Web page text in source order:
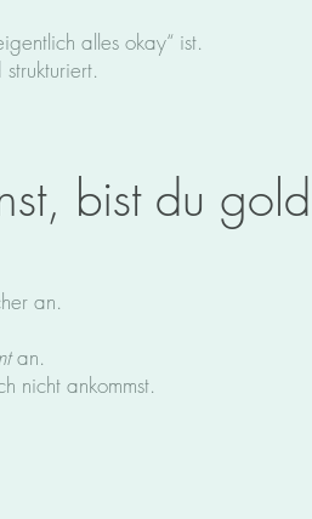
alles okay“ ist.
bist du
an.
an.
nicht ankommst.